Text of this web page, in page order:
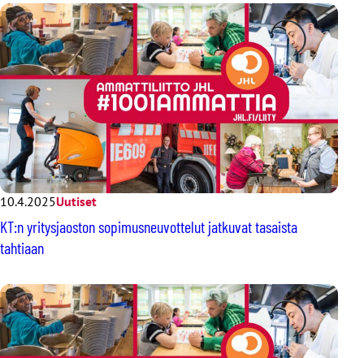
10.4.2025Uutiset
KT:n yritysjaoston sopimusneuvottelut jatkuvat tasaista
tahtiaan